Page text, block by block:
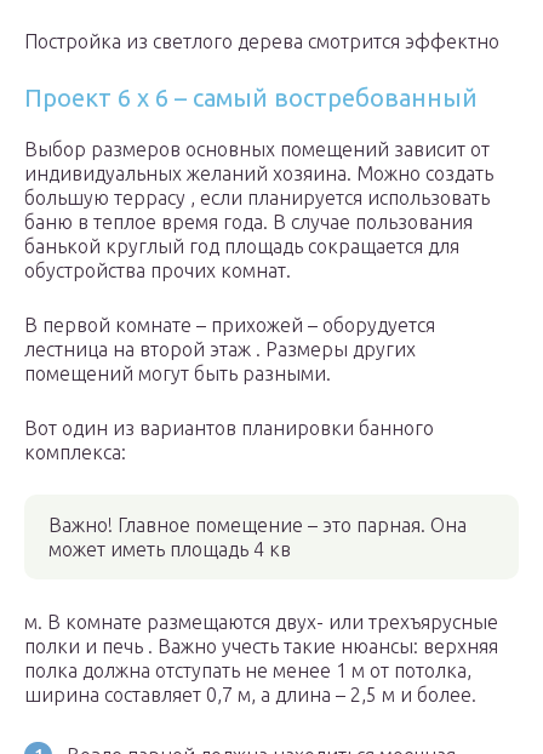
Постройка из светлого дерева смотрится эффектно
Проект 6 х 6 – самый востребованный
Выбор размеров основных помещений зависит от
индивидуальных желаний хозяина. Можно создать
большую террасу , если планируется использовать
баню в теплое время года. В случае пользования
банькой круглый год площадь сокращается для
обустройства прочих комнат.
В первой комнате – прихожей – оборудуется
лестница на второй этаж . Размеры других
помещений могут быть разными.
Вот один из вариантов планировки банного
комплекса:
Важно! Главное помещение – это парная. Она
может иметь площадь 4 кв
м. В комнате размещаются двух- или трехъярусные
полки и печь . Важно учесть такие нюансы: верхняя
полка должна отступать не менее 1 м от потолка,
ширина составляет 0,7 м, а длина – 2,5 м и более.